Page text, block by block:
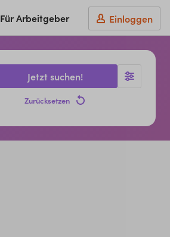
Für Arbeitgeber Einloggen
Jetzt suchen!
Zurücksetzen